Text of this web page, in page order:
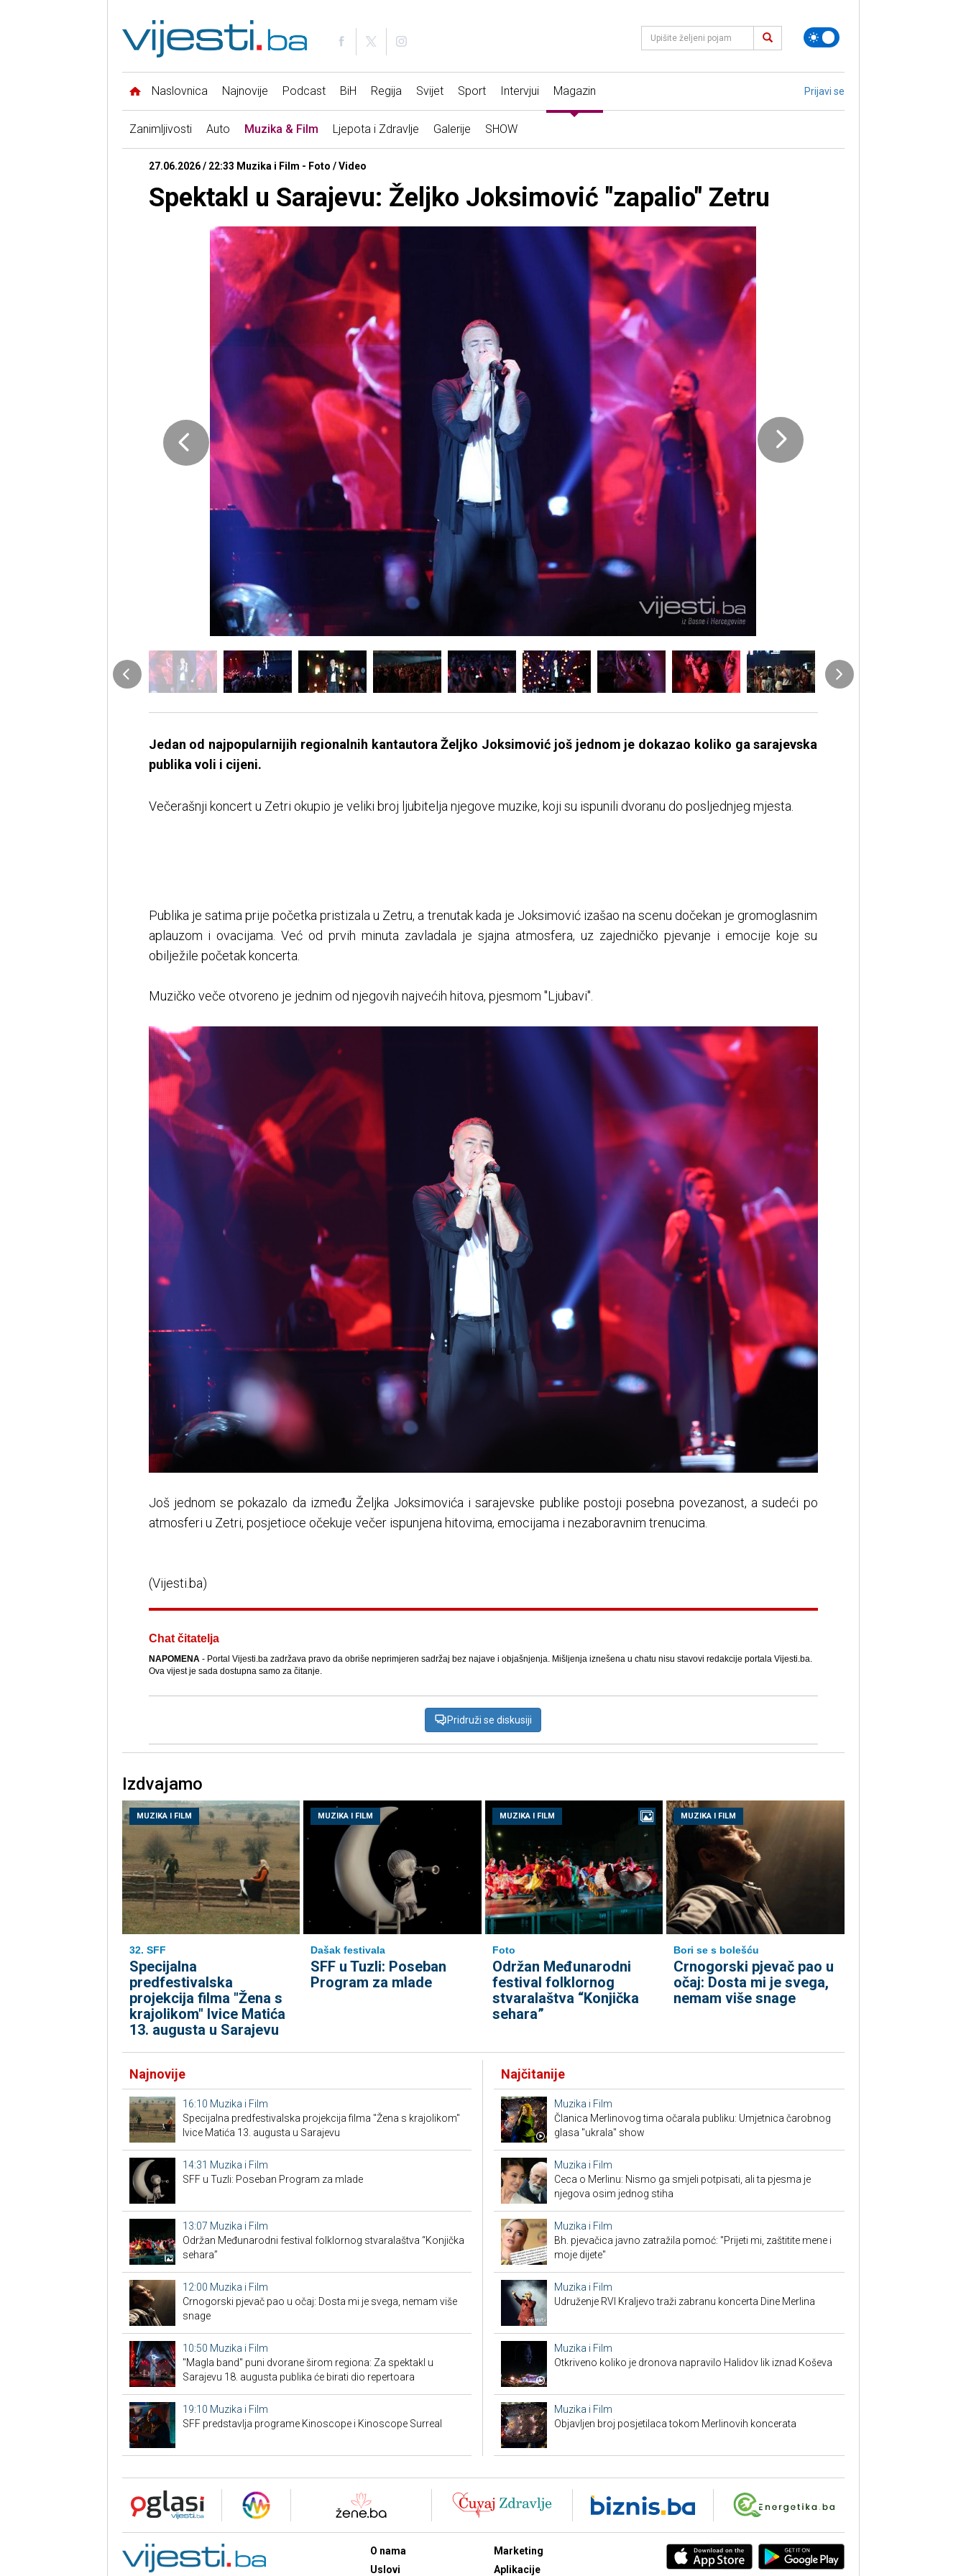
Naslovnica Najnovije Podcast BiH Regija Svijet Sport Intervjui Magazin Prijavi se
Zanimljivosti Auto Muzika & Film Ljepota i Zdravlje Galerije SHOW
27.06.2026 / 22:33 Muzika i Film - Foto / Video
Spektakl u Sarajevu: Željko Joksimović "zapalio" Zetru
Jedan od najpopularnijih regionalnih kantautora Željko Joksimović još jednom je dokazao koliko ga sarajevska
publika voli i cijeni.
Večerašnji koncert u Zetri okupio je veliki broj ljubitelja njegove muzike, koji su ispunili dvoranu do posljednjeg mjesta.
Publika je satima prije početka pristizala u Zetru, a trenutak kada je Joksimović izašao na scenu dočekan je gromoglasnim
aplauzom i ovacijama. Već od prvih minuta zavladala je sjajna atmosfera, uz zajedničko pjevanje i emocije koje su
obilježile početak koncerta.
Muzičko veče otvoreno je jednim od njegovih najvećih hitova, pjesmom "Ljubavi".
Još jednom se pokazalo da između Željka Joksimovića i sarajevske publike postoji posebna povezanost, a sudeći po
atmosferi u Zetri, posjetioce očekuje večer ispunjena hitovima, emocijama i nezaboravnim trenucima.
(Vijesti.ba)
Chat čitatelja
NAPOMENA- Portal Vijesti.ba zadržava pravo da obriše neprimjeren sadržaj bez najave i objašnjenja. Mišljenja iznešena u chatu nisu stavovi redakcije portala Vijesti.ba.
Ova vijest je sada dostupna samo za čitanje.
Pridruži se diskusiji
Izdvajamo
MUZIKA I FILM
32. SFF
Specijalna
predfestivalska
projekcija filma "Žena s
krajolikom" Ivice Matića
13. augusta u Sarajevu
MUZIKA I FILM
Dašak festivala
SFF u Tuzli: Poseban
Program za mlade
MUZIKA I FILM
Foto
Održan Međunarodni
festival folklornog
stvaralaštva “Konjička
sehara”
MUZIKA I FILM
Bori se s bolešću
Crnogorski pjevač pao u
očaj: Dosta mi je svega,
nemam više snage
Najnovije
16:10 Muzika i Film
Specijalna predfestivalska projekcija filma "Žena s krajolikom"
Ivice Matića 13. augusta u Sarajevu
14:31 Muzika i Film
SFF u Tuzli: Poseban Program za mlade
13:07 Muzika i Film
Održan Međunarodni festival folklornog stvaralaštva “Konjička
sehara”
12:00 Muzika i Film
Crnogorski pjevač pao u očaj: Dosta mi je svega, nemam više
snage
10:50 Muzika i Film
"Magla band" puni dvorane širom regiona: Za spektakl u
Sarajevu 18. augusta publika će birati dio repertoara
19:10 Muzika i Film
SFF predstavlja programe Kinoscope i Kinoscope Surreal
Najčitanije
Muzika i Film
Članica Merlinovog tima očarala publiku: Umjetnica čarobnog
glasa "ukrala" show
Muzika i Film
Ceca o Merlinu: Nismo ga smjeli potpisati, ali ta pjesma je
njegova osim jednog stiha
Muzika i Film
Bh. pjevačica javno zatražila pomoć: "Prijeti mi, zaštitite mene i
moje dijete"
Muzika i Film
Udruženje RVI Kraljevo traži zabranu koncerta Dine Merlina
Muzika i Film
Otkriveno koliko je dronova napravilo Halidov lik iznad Koševa
Muzika i Film
Objavljen broj posjetilaca tokom Merlinovih koncerata
O nama
Uslovi
Marketing
Aplikacije